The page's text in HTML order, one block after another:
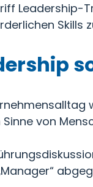
Leadership-
Skills
von